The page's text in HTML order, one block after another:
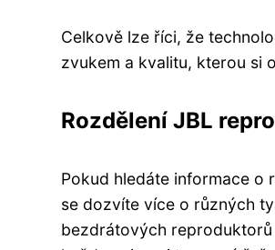
Celkově lze říci, že
zvukem a kvalitu, kterou si
Rozdělení JBL
Pokud hledáte informace o
se dozvíte více o různých
bezdrátových